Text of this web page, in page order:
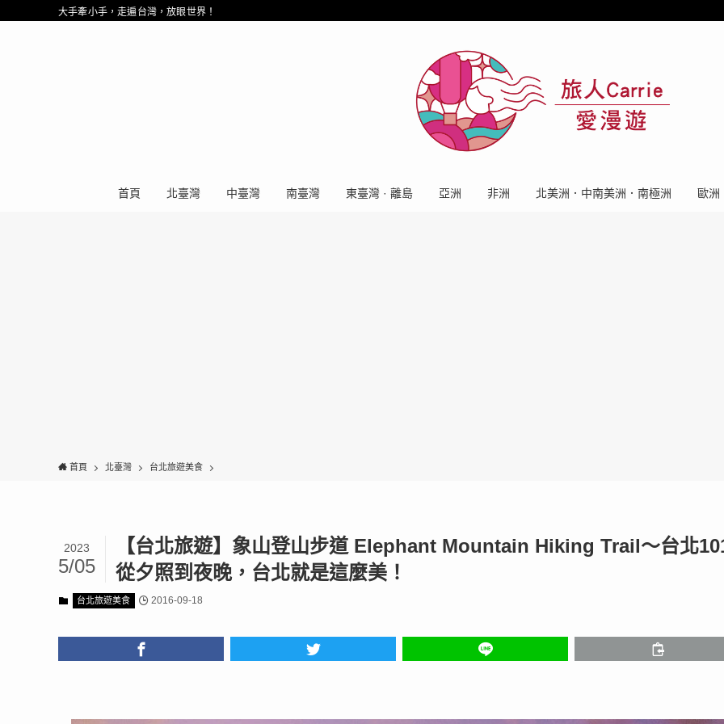
大手牽小手，走遍台灣，放眼世界！
首頁 北臺灣 中臺灣 南臺灣 東臺灣 · 離島 亞洲 非洲 北美洲．中南美洲．南極洲 歐洲
首頁 北臺灣 台北旅遊美食
【台北旅遊】象山登山步道 Elephant Mountain Hiking Trail～台北
從夕照到夜晚，台北就是這麼美！
2023
5/05
台北旅遊美食 2016-09-18